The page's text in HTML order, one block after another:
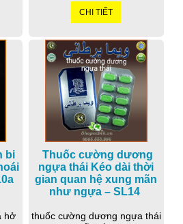
CHI TIẾT
bi
hở
Thuốc cường dương
ngựa thái Kéo dài thời
gian quan hệ xung mãn
như ngựa – SL14
thuốc cường dương ngựa thái